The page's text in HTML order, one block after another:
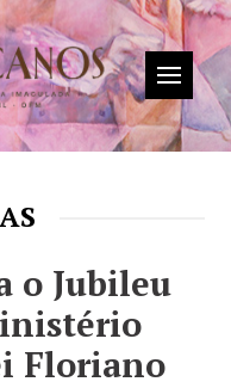
o Jubileu
Floriano